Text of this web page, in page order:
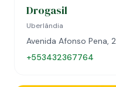
Drogasil
Uberlândia
Avenida Afonso Pena,
+553432367764